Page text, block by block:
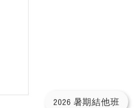
2026 暑期結他班